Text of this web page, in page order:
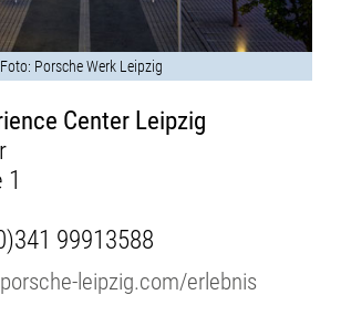
Porsche Werk Leipzig
Center Leipzig
99913588
leipzig.com/erlebnis